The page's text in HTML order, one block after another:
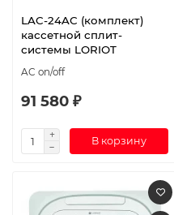
LAC-24AС (комплект)
кассетной сплит-
системы LORIOT
AC on/off
91 580 ₽
В корзину